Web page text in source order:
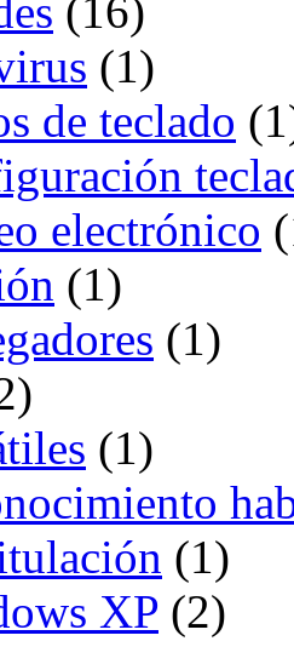
(16)
(1)
de teclado
electrónico
(1)
(1)
(1)
(1)
XP (2)